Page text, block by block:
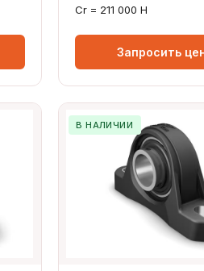
Cr = 211 000 Н
Запросить
В НАЛИЧИИ